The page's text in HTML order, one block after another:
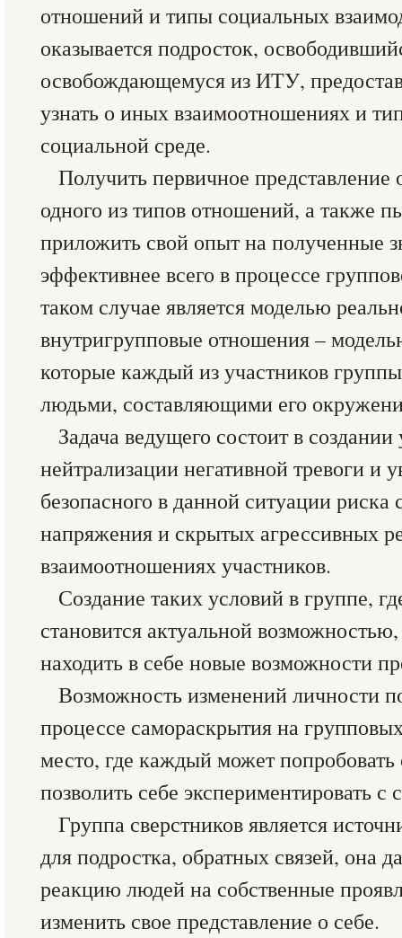
отношений и типы социальных
оказывается подросток,
освобождающемуся из ИТУ,
узнать о иных взаимоотношениях и
социальной среде.
Получить первичное представление
одного из типов отношений, а также
приложить свой опыт на полученные
эффективнее всего в процессе
таком случае является моделью
внутригрупповые отношения –
которые каждый из участников
людьми, составляющими его
Задача ведущего состоит в
нейтрализации негативной тревоги и
безопасного в данной ситуации
напряжения и скрытых агрессивных
взаимоотношениях участников.
Создание таких условий в группе,
становится актуальной
находить в себе новые возможности
Возможность изменений личности
процессе самораскрытия на
место, где каждый может попробовать
позволить себе экспериментировать
Группа сверстников является
для подростка, обратных связей, она
реакцию людей на собственные
изменить свое представление о себе.